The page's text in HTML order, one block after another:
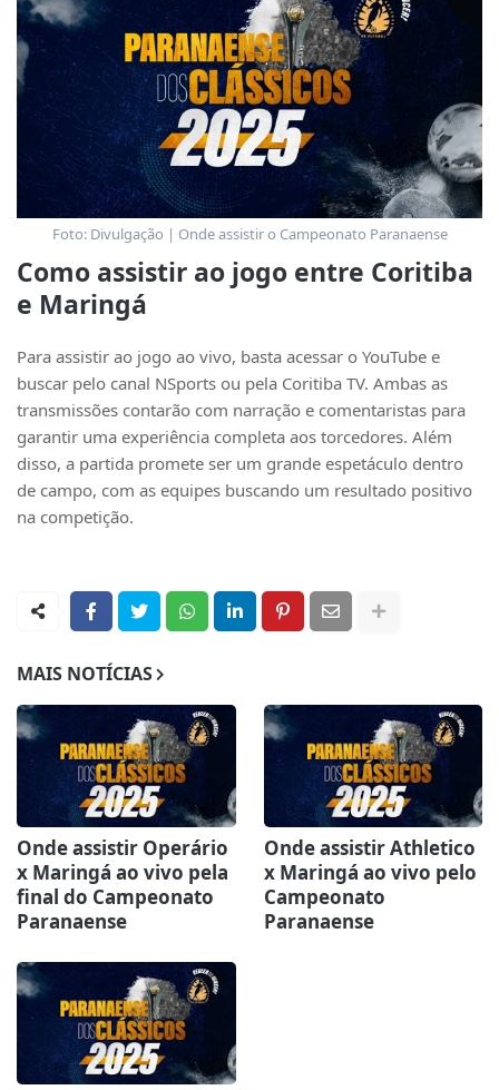
Foto: Divulgação | Onde assistir o Campeonato Paranaense
Como assistir ao jogo entre Coritiba
e Maringá
Para assistir ao jogo ao vivo, basta acessar o YouTube e
buscar pelo canal NSports ou pela Coritiba TV. Ambas as
transmissões contarão com narração e comentaristas para
garantir uma experiência completa aos torcedores. Além
disso, a partida promete ser um grande espetáculo dentro
de campo, com as equipes buscando um resultado positivo
na competição.
MAIS NOTÍCIAS
Onde assistir Operário
x Maringá ao vivo pela
final do Campeonato
Paranaense
Onde assistir Athletico
x Maringá ao vivo pelo
Campeonato
Paranaense